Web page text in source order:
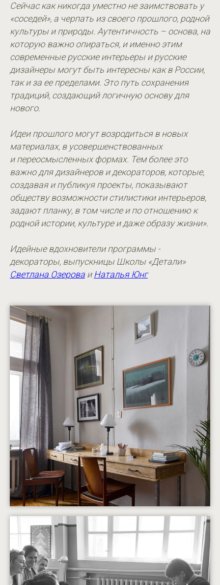
Сейчас как никогда уместно не заимствовать у
«соседей», а черпать из своего прошлого, родной
культуры и природы. Аутентичность – основа, на
которую важно опираться, и именно этим
современные русские интерьеры и русские
дизайнеры могут быть интересны как в России,
так и за ее пределами. Это путь сохранения
традиций, создающий логичную основу для
нового.
Идеи прошлого могут возродиться в новых
материалах, в усовершенствованных
и переосмысленных формах. Тем более это
важно для дизайнеров и декораторов, которые,
создавая и публикуя проекты, показывают
обществу возможности стилистики интерьеров,
задают планку, в том числе и по отношению к
родной истории, культуре и даже образу жизни».
Идейные вдохновители программы -
декораторы, выпускницы Школы «Детали»
Светлана Озерова и Наталья Юнг